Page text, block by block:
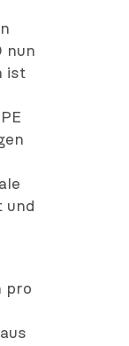
nun
ist
und
pro